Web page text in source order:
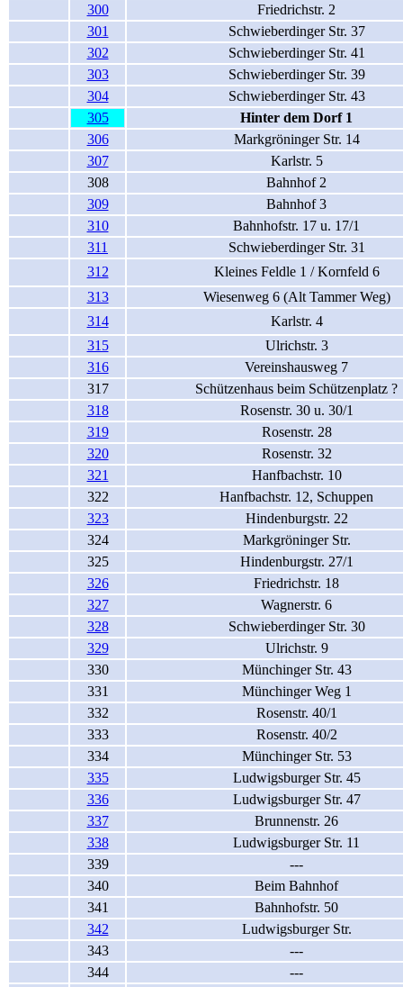
300
Friedrichstr. 2
301
Schwieberdinger Str. 37
302
Schwieberdinger Str. 41
303
Schwieberdinger Str. 39
304
Schwieberdinger Str. 43
305
Hinter dem Dorf 1
306
Markgröninger Str. 14
307
Karlstr. 5
308
Bahnhof 2
309
Bahnhof 3
310
Bahnhofstr. 17 u. 17/1
311
Schwieberdinger Str. 31
312
Kleines Feldle 1 / Kornfeld 6
313
Wiesenweg 6 (Alt Tammer Weg)
314
Karlstr. 4
315
Ulrichstr. 3
316
Vereinshausweg 7
317
Schützenhaus beim Schützenplatz ?
318
Rosenstr. 30 u. 30/1
319
Rosenstr. 28
320
Rosenstr. 32
321
Hanfbachstr. 10
322
Hanfbachstr. 12, Schuppen
323
Hindenburgstr. 22
324
Markgröninger Str.
325
Hindenburgstr. 27/1
326
Friedrichstr. 18
327
Wagnerstr. 6
328
Schwieberdinger Str. 30
329
Ulrichstr. 9
330
Münchinger Str. 43
331
Münchinger Weg 1
332
Rosenstr. 40/1
333
Rosenstr. 40/2
334
Münchinger Str. 53
335
Ludwigsburger Str. 45
336
Ludwigsburger Str. 47
337
Brunnenstr. 26
338
Ludwigsburger Str. 11
339
---
340
Beim Bahnhof
341
Bahnhofstr. 50
342
Ludwigsburger Str.
343
---
344
---